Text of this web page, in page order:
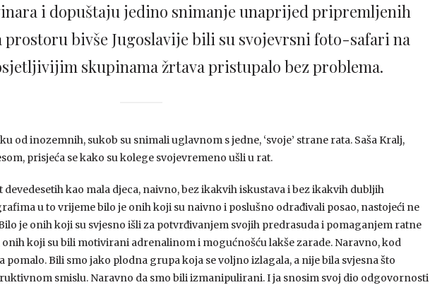
i dopuštaju jedino snimanje unaprijed pripremljenih
bivše Jugoslavije bili su svojevrsni foto-safari na
skupinama žrtava pristupalo bez problema.
od inozemnih, sukob su snimali uglavnom s jedne, ‘svoje’ strane rata. Saša Kralj,
prisjeća se kako su kolege svojevremeno ušli u rat.
kao mala djeca, naivno, bez ikakvih iskustava i bez ikakvih dubljih
u to vrijeme bilo je onih koji su naivno i poslušno odrađivali posao, nastojeći ne
je onih koji su svjesno išli za potvrđivanjem svojih predrasuda i pomaganjem ratne
onih koji su bili motivirani adrenalinom i mogućnošću lakše zarade. Naravno, kod
pomalo. Bili smo jako plodna grupa koja se voljno izlagala, a nije bila svjesna što
smislu. Naravno da smo bili izmanipulirani. I ja snosim svoj dio odgovornosti